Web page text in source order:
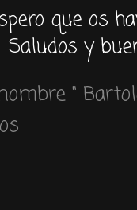
que os
Saludos y
"